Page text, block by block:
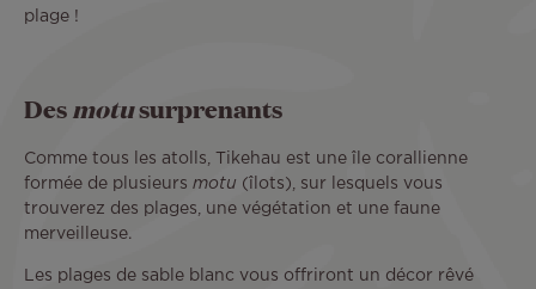
plage !
Desmotusurprenants
Comme tous les atolls, Tikehau est une île corallienne
formée de plusieurs motu (îlots), sur lesquels vous
trouverez des plages, une végétation et une faune
merveilleuse.
Les plages de sable blanc vous offriront un décor rêvé